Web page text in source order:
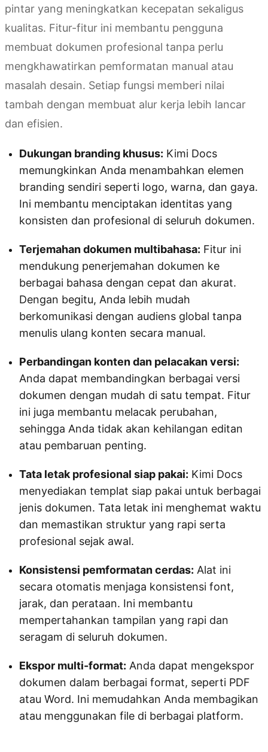
pintar yang meningkatkan kecepatan sekaligus
kualitas. Fitur-fitur ini membantu pengguna
membuat dokumen profesional tanpa perlu
mengkhawatirkan pemformatan manual atau
masalah desain. Setiap fungsi memberi nilai
tambah dengan membuat alur kerja lebih lancar
dan efisien.
Dukungan branding khusus: Kimi Docs
memungkinkan Anda menambahkan elemen
branding sendiri seperti logo, warna, dan gaya.
Ini membantu menciptakan identitas yang
konsisten dan profesional di seluruh dokumen.
Terjemahan dokumen multibahasa: Fitur ini
mendukung penerjemahan dokumen ke
berbagai bahasa dengan cepat dan akurat.
Dengan begitu, Anda lebih mudah
berkomunikasi dengan audiens global tanpa
menulis ulang konten secara manual.
Perbandingan konten dan pelacakan versi:
Anda dapat membandingkan berbagai versi
dokumen dengan mudah di satu tempat. Fitur
ini juga membantu melacak perubahan,
sehingga Anda tidak akan kehilangan editan
atau pembaruan penting.
Tata letak profesional siap pakai: Kimi Docs
menyediakan templat siap pakai untuk berbagai
jenis dokumen. Tata letak ini menghemat waktu
dan memastikan struktur yang rapi serta
profesional sejak awal.
Konsistensi pemformatan cerdas: Alat ini
secara otomatis menjaga konsistensi font,
jarak, dan perataan. Ini membantu
mempertahankan tampilan yang rapi dan
seragam di seluruh dokumen.
Ekspor multi-format: Anda dapat mengekspor
dokumen dalam berbagai format, seperti PDF
atau Word. Ini memudahkan Anda membagikan
atau menggunakan file di berbagai platform.